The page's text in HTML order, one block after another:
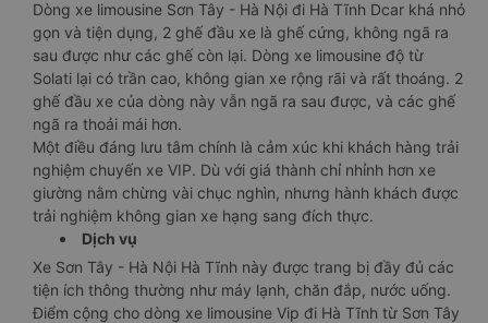
Dòng xe limousine Sơn Tây - Hà Nội đi Hà Tĩnh Dcar khá nhỏ
gọn và tiện dụng, 2 ghế đầu xe là ghế cứng, không ngã ra
sau được như các ghế còn lại. Dòng xe limousine độ từ
Solati lại có trần cao, không gian xe rộng rãi và rất thoáng. 2
ghế đầu xe của dòng này vẫn ngã ra sau được, và các ghế
ngã ra thoải mái hơn.
Một điều đáng lưu tâm chính là cảm xúc khi khách hàng trải
nghiệm chuyến xe VIP. Dù với giá thành chỉ nhỉnh hơn xe
giường nằm chừng vài chục nghìn, nhưng hành khách được
trải nghiệm không gian xe hạng sang đích thực.
Dịch vụ
Xe Sơn Tây - Hà Nội Hà Tĩnh này được trang bị đầy đủ các
tiện ích thông thường như máy lạnh, chăn đắp, nước uống.
Điểm cộng cho dòng xe limousine Vip đi Hà Tĩnh từ Sơn Tây